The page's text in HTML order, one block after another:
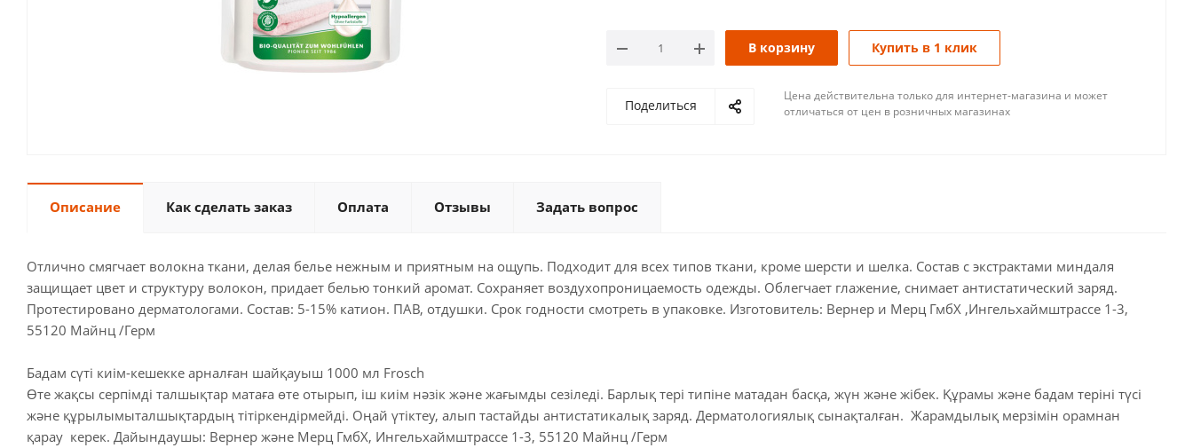
В корзину Купить в 1 клик
Поделиться
Цена действительна только для интернет-магазина и может
отличаться от цен в розничных магазинах
Описание Как сделать заказ Оплата Отзывы Задать вопрос
Отлично смягчает волокна ткани, делая белье нежным и приятным на ощупь. Подходит для всех типов ткани, кроме шерсти и шелка. Состав с экстрактами миндаля
защищает цвет и структуру волокон, придает белью тонкий аромат. Сохраняет воздухопроницаемость одежды. Облегчает глажение, снимает антистатический заряд.
Протестировано дерматологами. Состав: 5-15% катион. ПАВ, отдушки. Срок годности смотреть в упаковке. Изготовитель: Вернер и Мерц ГмбХ ,Ингельхаймштрассе 1-3,
55120 Майнц /Герм
Бадам сүті киім-кешекке арналған шайқауыш 1000 мл Frosch
Өте жақсы серпімді талшықтар матаға өте отырып, іш киім нәзік және жағымды сезіледі. Барлық тері типіне матадан басқа, жүн және жібек. Құрамы және бадам теріні түсі
және құрылымыталшықтардың тітіркендірмейді. Оңай үтіктеу, алып тастайды антистатикалық заряд. Дерматологиялық сынақталған. Жарамдылық мерзімін орамнан
қарау керек. Дайындаушы: Вернер және Мерц ГмбХ, Ингельхаймштрассе 1-3, 55120 Майнц /Герм